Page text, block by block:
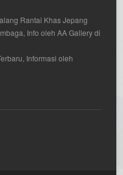
Rantai Khas Jepang
Info oleh AA Gallery di
Informasi oleh